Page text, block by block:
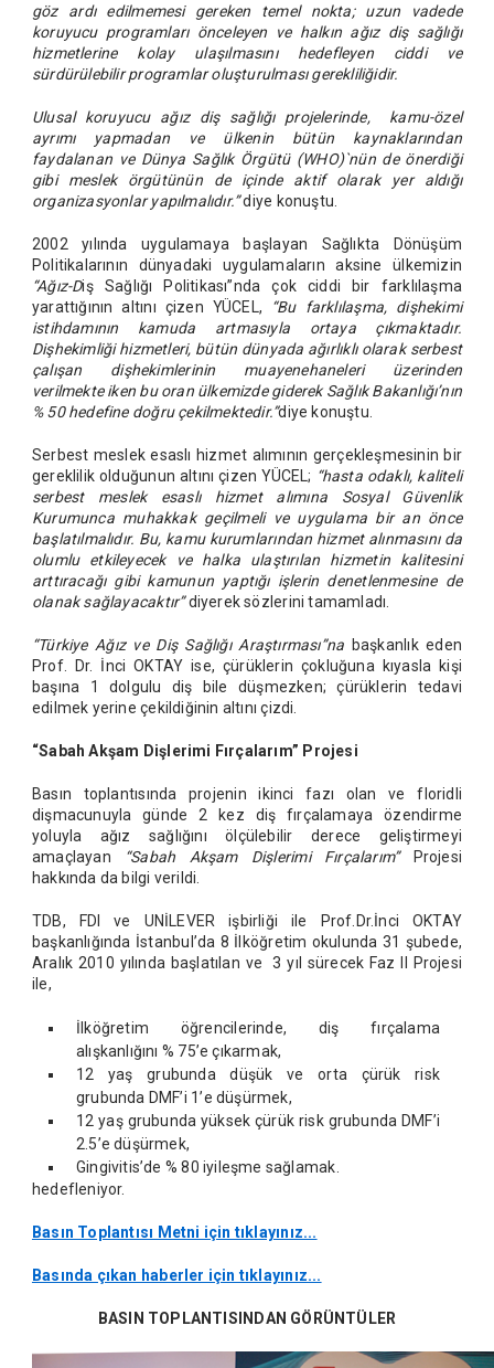
göz ardı edilmemesi gereken temel nokta; uzun vadede
koruyucu programları önceleyen ve halkın ağız diş sağlığı
hizmetlerine kolay ulaşılmasını hedefleyen ciddi ve
sürdürülebilir programlar oluşturulması gerekliliğidir.
Ulusal koruyucu ağız diş sağlığı projelerinde, kamu-özel
ayrımı yapmadan ve ülkenin bütün kaynaklarından
faydalanan ve Dünya Sağlık Örgütü (WHO)`nün de önerdiği
gibi meslek örgütünün de içinde aktif olarak yer aldığı
organizasyonlar yapılmalıdır.”diye konuştu.
2002 yılında uygulamaya başlayan Sağlıkta Dönüşüm
Politikalarının dünyadaki uygulamaların aksine ülkemizin
“Ağız-Diş Sağlığı Politikası”nda çok ciddi bir farklılaşma
yarattığının altını çizen YÜCEL, “Bu farklılaşma, dişhekimi
istihdamının kamuda artmasıyla ortaya çıkmaktadır.
Dişhekimliği hizmetleri, bütün dünyada ağırlıklı olarak serbest
çalışan dişhekimlerinin muayenehaneleri üzerinden
verilmekte iken bu oran ülkemizde giderek Sağlık Bakanlığı’nın
% 50 hedefine doğru çekilmektedir.”diye konuştu.
Serbest meslek esaslı hizmet alımının gerçekleşmesinin bir
gereklilik olduğunun altını çizen YÜCEL; “hasta odaklı, kaliteli
serbest meslek esaslı hizmet alımına Sosyal Güvenlik
Kurumunca muhakkak geçilmeli ve uygulama bir an önce
başlatılmalıdır. Bu, kamu kurumlarından hizmet alınmasını da
olumlu etkileyecek ve halka ulaştırılan hizmetin kalitesini
arttıracağı gibi kamunun yaptığı işlerin denetlenmesine de
olanak sağlayacaktır”diyerek sözlerini tamamladı.
“Türkiye Ağız ve Diş Sağlığı Araştırması”na başkanlık eden
Prof. Dr. İnci OKTAY ise, çürüklerin çokluğuna kıyasla kişi
başına 1 dolgulu diş bile düşmezken; çürüklerin tedavi
edilmek yerine çekildiğinin altını çizdi.
“Sabah Akşam Dişlerimi Fırçalarım” Projesi
Basın toplantısında projenin ikinci fazı olan ve floridli
dişmacunuyla günde 2 kez diş fırçalamaya özendirme
yoluyla ağız sağlığını ölçülebilir derece geliştirmeyi
amaçlayan
“Sabah Akşam Dişlerimi Fırçalarım”
Projesi
hakkında da bilgi verildi.
TDB, FDI ve UNİLEVER işbirliği ile Prof.Dr.İnci OKTAY
başkanlığında İstanbul’da 8 İlköğretim okulunda 31 şubede,
Aralık 2010 yılında başlatılan ve 3 yıl sürecek Faz II Projesi
ile,
İlköğretim öğrencilerinde, diş fırçalama
alışkanlığını % 75’e çıkarmak,
12 yaş grubunda düşük ve orta çürük risk
grubunda DMF’i 1’e düşürmek,
12 yaş grubunda yüksek çürük risk grubunda DMF’i
2.5’e düşürmek,
Gingivitis’de % 80 iyileşme sağlamak.
hedefleniyor.
Basın Toplantısı Metni için tıklayınız...
Basında çıkan haberler için tıklayınız...
BASIN TOPLANTISINDAN GÖRÜNTÜLER